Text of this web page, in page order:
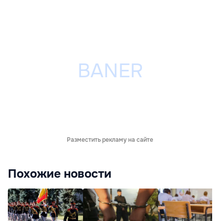
Разместить рекламу на сайте
Похожие новости